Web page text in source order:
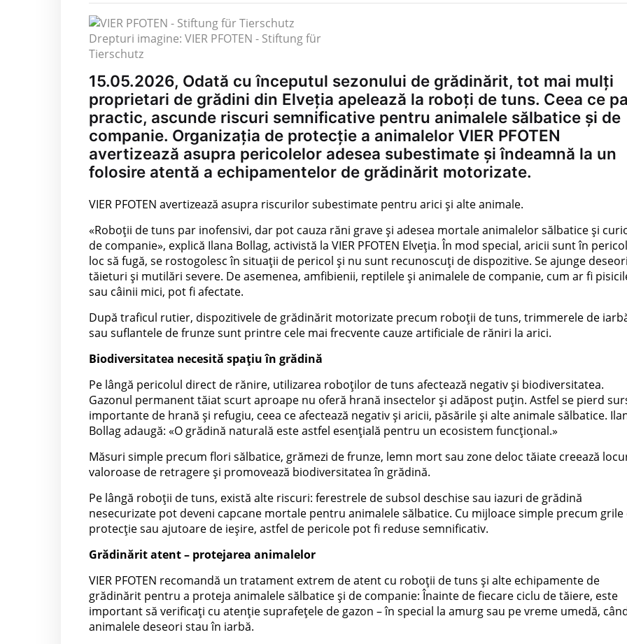
Drepturi imagine: VIER PFOTEN - Stiftung für
Tierschutz
15.05.2026, Odată cu începutul sezonului de grădinărit, tot mai mulți
proprietari de grădini din Elveția apelează la roboți de tuns. Ceea ce
practic, ascunde riscuri semnificative pentru animalele sălbatice și de
companie. Organizația de protecție a animalelor VIER PFOTEN
avertizează asupra pericolelor adesea subestimate și îndeamnă la un
folosire atentă a echipamentelor de grădinărit motorizate.
VIER PFOTEN avertizează asupra riscurilor subestimate pentru arici și alte animale.
«Roboții de tuns par inofensivi, dar pot cauza răni grave și adesea mortale animalelor sălbatice și
de companie», explică Ilana Bollag, activistă la VIER PFOTEN Elveția. În mod special, aricii sunt în
loc să fugă, se rostogolesc în situații de pericol și nu sunt recunoscuți de dispozitive. Se ajunge
tăieturi și mutilări severe. De asemenea, amfibienii, reptilele și animalele de companie, cum ar fi
sau câinii mici, pot fi afectate.
După traficul rutier, dispozitivele de grădinărit motorizate precum roboții de tuns, trimmerele de
sau suflantele de frunze sunt printre cele mai frecvente cauze artificiale de răniri la arici.
Biodiversitatea necesită spațiu în grădină
Pe lângă pericolul direct de rănire, utilizarea roboților de tuns afectează negativ și biodiversitatea.
Gazonul permanent tăiat scurt aproape nu oferă hrană insectelor și adăpost puțin. Astfel se pierd
importante de hrană și refugiu, ceea ce afectează negativ și aricii, păsările și alte animale sălbatice.
Bollag adaugă: «O grădină naturală este astfel esențială pentru un ecosistem funcțional.»
Măsuri simple precum flori sălbatice, grămezi de frunze, lemn mort sau zone deloc tăiate creează
valoroase de retragere și promovează biodiversitatea în grădină.
Pe lângă roboții de tuns, există alte riscuri: ferestrele de subsol deschise sau iazuri de grădină
nesecurizate pot deveni capcane mortale pentru animalele sălbatice. Cu mijloace simple precum grile
protecție sau ajutoare de ieșire, astfel de pericole pot fi reduse semnificativ.
Grădinărit atent – protejarea animalelor
VIER PFOTEN recomandă un tratament extrem de atent cu roboții de tuns și alte echipamente de
grădinărit pentru a proteja animalele sălbatice și de companie: Înainte de fiecare ciclu de tăiere, este
important să verificați cu atenție suprafețele de gazon – în special la amurg sau pe vreme umedă,
animalele deseori stau în iarbă.